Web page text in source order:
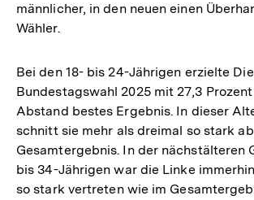
männlicher, in den neuen einen
Wähler.
Bei den 18- bis 24-Jährigen erzielte
Bundestagswahl 2025 mit 27,3
Abstand bestes Ergebnis. In dieser
schnitt sie mehr als dreimal so stark
Gesamtergebnis. In der nächstälteren
bis 34-Jährigen war die Linke
so stark vertreten wie im